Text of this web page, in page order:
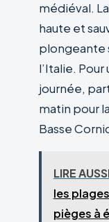
médiéval. La
haute et
plongeante
l’Italie.
journée,
matin pour
Basse
LIRE
les
pièges à